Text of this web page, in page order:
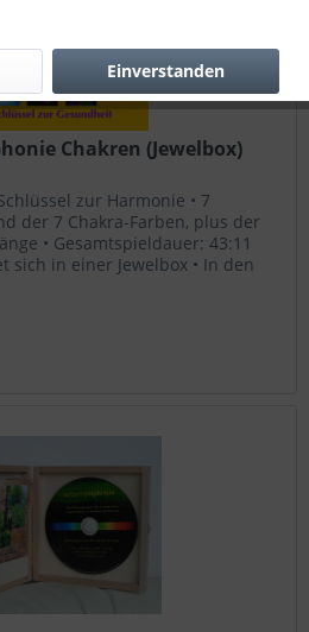
Chakren (Jewelbox)
zur Harmonie • 7
der 7 Chakra-Farben, plus der
• Gesamtspieldauer: 43:11
sich in einer Jewelbox • In den
Einverstanden